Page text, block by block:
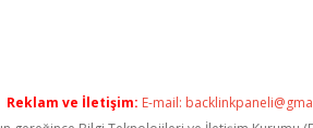
Reklam ve İletişim: E-mail: